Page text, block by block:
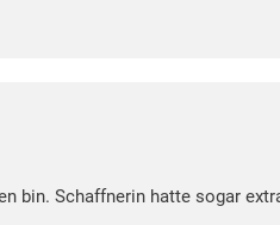
bin. Schaffnerin hatte sogar